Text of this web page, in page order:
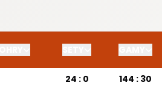
24 : 0 144 : 30